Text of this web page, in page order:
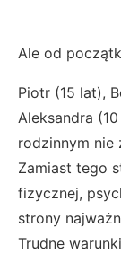
Ale od
Piotr (15 lat),
Aleksandra
rodzinnym nie
Zamiast tego
fizycznej,
strony
Trudne